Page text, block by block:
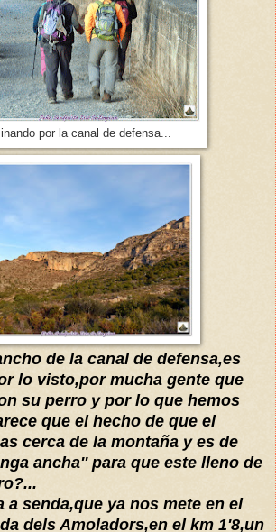
por la canal de defensa...
de la canal de defensa,es
lo visto,por mucha gente que
su perro ypor lo que hemos
que el hecho de que el
cerca de la montaña y es de
nga ancha'' para que este lleno de
a senda,que ya nos mete en el
dels Amoladors,en el km 1'8,un